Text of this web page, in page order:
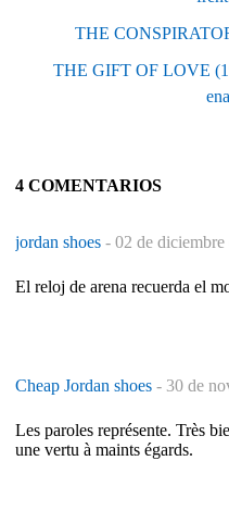
THE
THE GIFT OF LOVE
4 COMENTARIOS
jordan shoes - 02 de diciembre
El reloj de arena recuerda el
Cheap Jordan shoes - 30 de
Les paroles représente. Très
une vertu à maints égards.